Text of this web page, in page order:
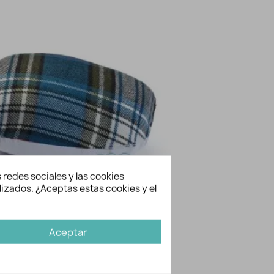
Vista rápida
17,95 €
sociales y las cookies
¿Aceptas estas cookies y el
Aceptar